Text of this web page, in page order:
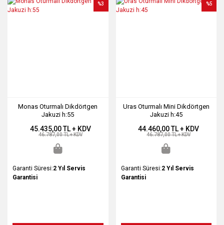
Monas Oturmalı Dikdörtgen
Jakuzi h:55
%3
45.435,00 TL + KDV
46.787,00 TL + KDV
Garanti Süresi:2 Yıl Servis
Garantisi
Uras Oturmalı Mini Dikdörtgen
Jakuzi h:45
%5
44.460,00 TL + KDV
46.787,00 TL + KDV
Garanti Süresi:2 Yıl Servis
Garantisi